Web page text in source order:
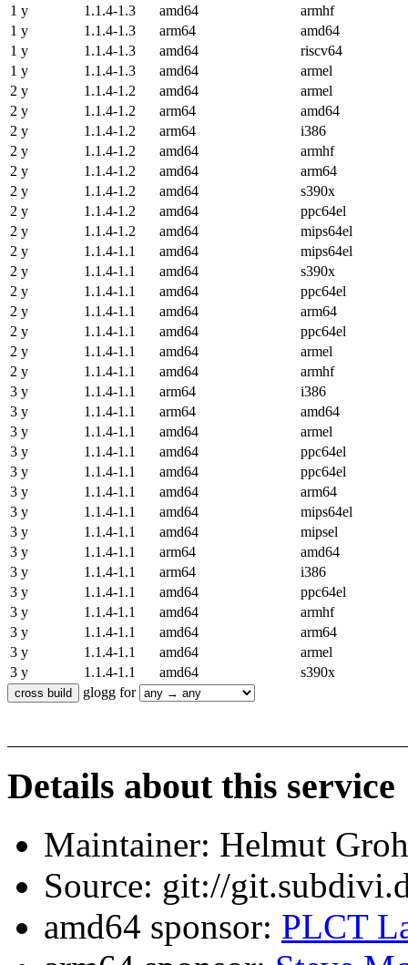
1 y
1.1.4-1.3 amd64
armhf
1 y
1.1.4-1.3 arm64
amd64
1 y
1.1.4-1.3 amd64
riscv64
1 y
1.1.4-1.3 amd64
armel
2 y
1.1.4-1.2 amd64
armel
2 y
1.1.4-1.2 arm64
amd64
2 y
1.1.4-1.2 arm64
i386
2 y
1.1.4-1.2 amd64
armhf
2 y
1.1.4-1.2 amd64
arm64
2 y
1.1.4-1.2 amd64
s390x
2 y
1.1.4-1.2 amd64
ppc64el
2 y
1.1.4-1.2 amd64
mips64el
2 y
1.1.4-1.1 amd64
mips64el
2 y
1.1.4-1.1 amd64
s390x
2 y
1.1.4-1.1 amd64
ppc64el
2 y
1.1.4-1.1 amd64
arm64
2 y
1.1.4-1.1 amd64
ppc64el
2 y
1.1.4-1.1 amd64
armel
2 y
1.1.4-1.1 amd64
armhf
3 y
1.1.4-1.1 arm64
i386
3 y
1.1.4-1.1 arm64
amd64
3 y
1.1.4-1.1 amd64
armel
3 y
1.1.4-1.1 amd64
ppc64el
3 y
1.1.4-1.1 amd64
ppc64el
3 y
1.1.4-1.1 amd64
arm64
3 y
1.1.4-1.1 amd64
mips64el
3 y
1.1.4-1.1 amd64
mipsel
3 y
1.1.4-1.1 arm64
amd64
3 y
1.1.4-1.1 arm64
i386
3 y
1.1.4-1.1 amd64
ppc64el
3 y
1.1.4-1.1 amd64
armhf
3 y
1.1.4-1.1 amd64
arm64
3 y
1.1.4-1.1 amd64
armel
3 y
1.1.4-1.1 amd64
s390x
glogg for
Details about this service
Maintainer: Helmut
Source: git://
amd64 sponsor: PLCT